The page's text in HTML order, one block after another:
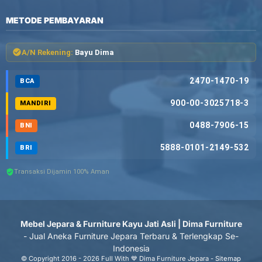
METODE PEMBAYARAN
A/N Rekening: Bayu Dima
BCA 2470-1470-19
MANDIRI 900-00-3025718-3
BNI 0488-7906-15
BRI 5888-0101-2149-532
Transaksi Dijamin 100% Aman
Mebel Jepara & Furniture Kayu Jati Asli | Dima Furniture
- Jual Aneka Furniture Jepara Terbaru & Terlengkap Se-
Indonesia
© Copyright 2016 - 2026 Full With 💙 Dima Furniture Jepara - Sitemap